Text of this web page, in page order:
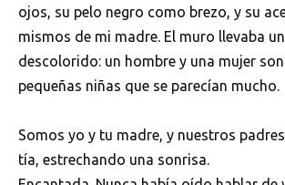
ojos, su pelo negro como brezo, y su
mismos de mi madre. El muro llevaba
descolorido: un hombre y una mujer
pequeñas niñas que se parecían mucho.
Somos yo y tu madre, y nuestros
tía, estrechando una sonrisa.